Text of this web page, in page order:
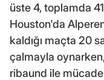
üste 4, toplamda
Houston'da
kaldığı maçta 20
çalmayla
ribaund ile